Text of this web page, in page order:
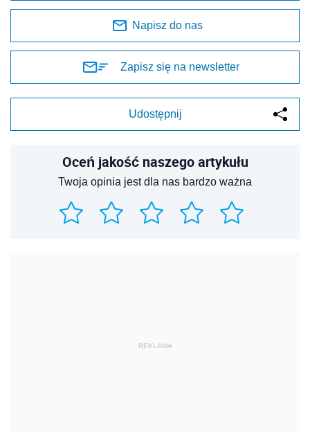
Napisz do nas
Zapisz się na newsletter
Udostępnij
Oceń jakość naszego artykułu
Twoja opinia jest dla nas bardzo ważna
REKLAMA